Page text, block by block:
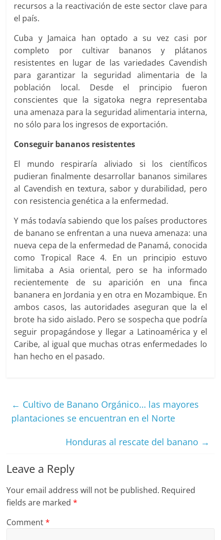
recursos a la reactivación de este sector clave para
el país.
Cuba y Jamaica han optado a su vez casi por
completo por cultivar bananos y plátanos
resistentes en lugar de las variedades Cavendish
para garantizar la seguridad alimentaria de la
población local. Desde el principio fueron
conscientes que la sigatoka negra representaba
una amenaza para la seguridad alimentaria interna,
no sólo para los ingresos de exportación.
Conseguir bananos resistentes
El mundo respiraría aliviado si los científicos
pudieran finalmente desarrollar bananos similares
al Cavendish en textura, sabor y durabilidad, pero
con resistencia genética a la enfermedad.
Y más todavía sabiendo que los países productores
de banano se enfrentan a una nueva amenaza: una
nueva cepa de la enfermedad de Panamá, conocida
como Tropical Race 4. En un principio estuvo
limitaba a Asia oriental, pero se ha informado
recientemente de su aparición en una finca
bananera en Jordania y en otra en Mozambique. En
ambos casos, las autoridades aseguran que la el
brote ha sido aislado. Pero se sospecha que podría
seguir propagándose y llegar a Latinoamérica y el
Caribe, al igual que muchas otras enfermedades lo
han hecho en el pasado.
← Cultivo de Banano Orgánico… las mayores
plantaciones se encuentran en el Norte
Honduras al rescate del banano →
Leave a Reply
Your email address will not be published. Required
fields are marked*
Comment*